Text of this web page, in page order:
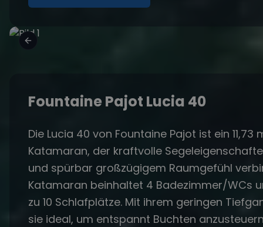
Fountaine Pajot Lucia 40
Die Lucia 40 von Fountaine Pajot ist ein 11,73
Katamaran, der kraftvolle
und spürbar großzügigem Raumgefühl
Katamaran beinhaltet 4 Badezimmer/WCs
zu 10 Schlafplätze. Mit ihrem geringen
sie ideal, um entspannt Buchten